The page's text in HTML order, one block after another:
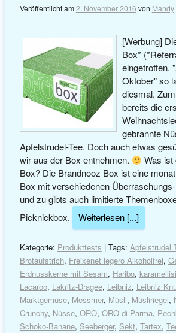
Veröffentlicht am2. November 2016 von Mandy
[Werbung]
Box*
eingetroffen.
Oktober" so
diesmal.
bereits die
gebrannte
Apfelstrudel-Tee. Doch auch etwas
wir aus der Box entnehmen.
Was ist
Box? Die Brandnooz Box ist eine
Box mit verschiedenen
und zu gibts auch limitierte
Picknickbox,
Weiterlesen [...]
Kategorie: Produkttests | Tags: Apfelstrudel
Brotaufstrich, Freixenet legero Alkoholfrei,
Erdnusskerne mit Sesam, Haribo,
Lacaroo, Lakritz-Dragee, Leibniz, Leibniz
Marktgemüse, Messmer, Müsli, Müsliriegel,
Crunchy, Nüsse, ORO, ORO di Parma,
Schoko-Banane, Seeberger, Sekt, Tartex,